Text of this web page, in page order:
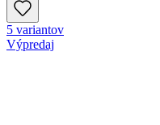
5 variantov
Výpredaj